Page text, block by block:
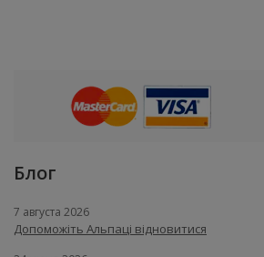
Блог
7 августа 2026
Допоможіть Альпаці відновитися